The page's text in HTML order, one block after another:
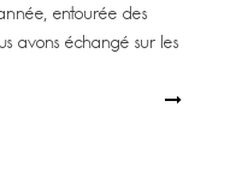
entourée des
avons échangé sur les